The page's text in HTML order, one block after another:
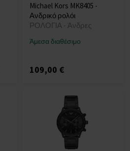
Michael Kors MK8405 -
Ανδρικό ρολόι
ΡΟΛΟΓΙΑ - Άνδρες
Άμεσα διαθέσιμο
109,00 €